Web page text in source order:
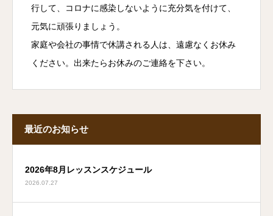
行して、コロナに感染しないように充分気を付けて、
元気に頑張りましょう。
家庭や会社の事情で休講される人は、遠慮なくお休み
ください。出来たらお休みのご連絡を下さい。
最近のお知らせ
2026年8月レッスンスケジュール
2026.07.27